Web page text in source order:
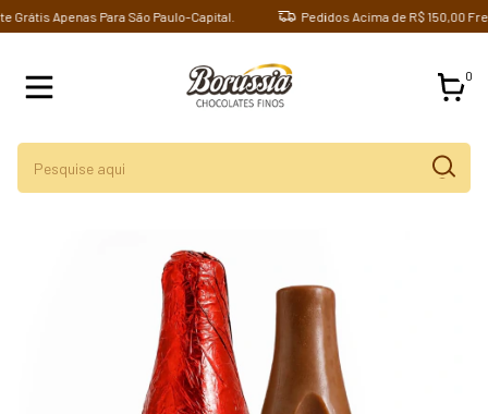
Apenas Para São Paulo-Capital. Pedidos Acima de R$ 150,00 Frete
0